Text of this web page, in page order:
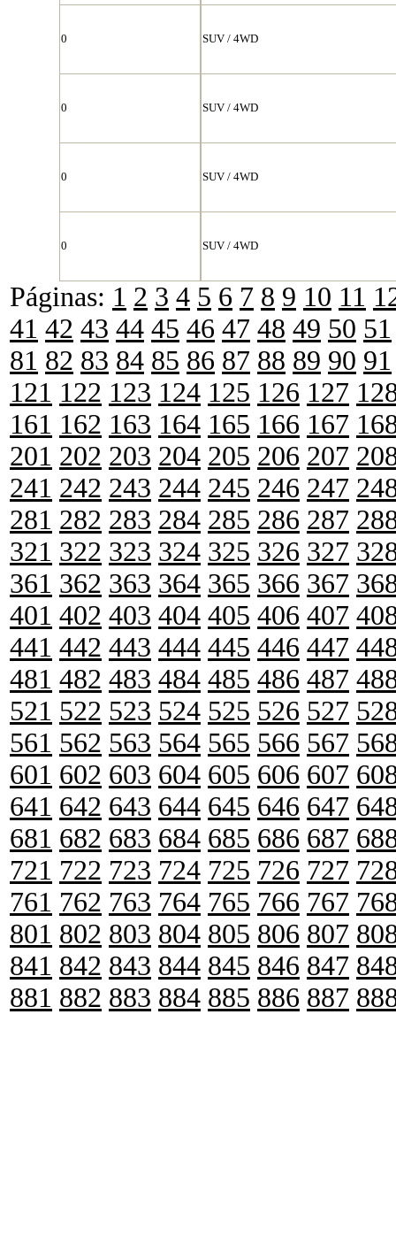
0 SUV / 4WD
0 SUV / 4WD
0 SUV / 4WD
0 SUV / 4WD
Páginas: 1 2 3 4 5 6 7 8 9 10 11
41 42 43 44 45 46 47 48 49 50 51
81 82 83 84 85 86 87 88 89 90 91
121 122 123 124 125 126 127
161 162 163 164 165 166 167
201 202 203 204 205 206 207
241 242 243 244 245 246 247
281 282 283 284 285 286 287
321 322 323 324 325 326 327
361 362 363 364 365 366 367
401 402 403 404 405 406 407
441 442 443 444 445 446 447
481 482 483 484 485 486 487
521 522 523 524 525 526 527
561 562 563 564 565 566 567
601 602 603 604 605 606 607
641 642 643 644 645 646 647
681 682 683 684 685 686 687
721 722 723 724 725 726 727
761 762 763 764 765 766 767
801 802 803 804 805 806 807
841 842 843 844 845 846 847
881 882 883 884 885 886 887